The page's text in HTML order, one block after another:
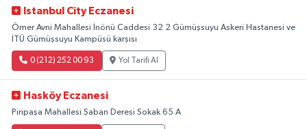
Istanbul City Eczanesi
Ömer Avni Mahallesi İnönü Caddesi 32 2 Gümüşsuyu Askeri Hastanesi ve
İTÜ Gümüşsuyu Kampüsü karşısı
0 (212) 252 00 93 Yol Tarifi Al
Hasköy Eczanesi
Piripaşa Mahallesi Şaban Deresi Sokak 65 A